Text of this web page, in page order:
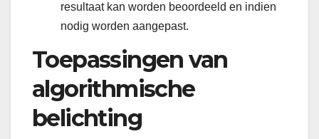
resultaat kan worden beoordeeld en indien
nodig worden aangepast.
Toepassingen van
algorithmische
belichting